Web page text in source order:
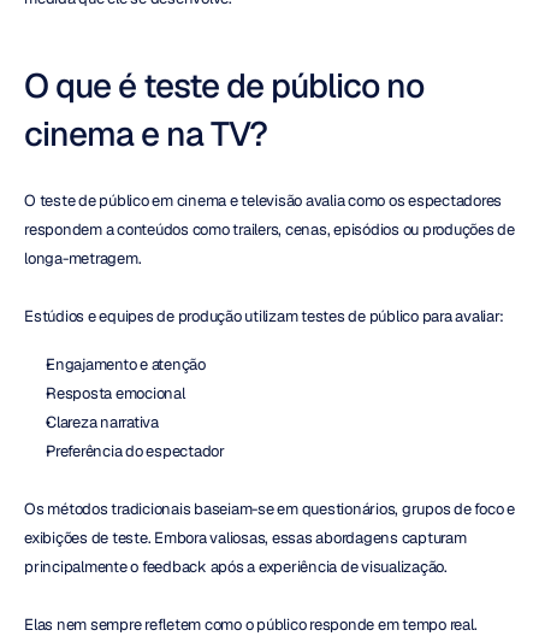
O que é teste de público no
cinema e na TV?
O teste de público em cinema e televisão avalia como os espectadores
respondem a conteúdos como trailers, cenas, episódios ou produções de
longa-metragem.
Estúdios e equipes de produção utilizam testes de público para avaliar:
Engajamento e atenção
Resposta emocional
Clareza narrativa
Preferência do espectador
Os métodos tradicionais baseiam-se em questionários, grupos de foco e
exibições de teste. Embora valiosas, essas abordagens capturam
principalmente o feedback após a experiência de visualização.
Elas nem sempre refletem como o público responde em tempo real.